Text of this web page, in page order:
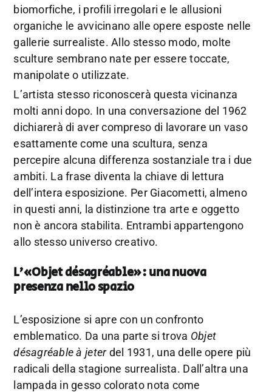
biomorfiche, i profili irregolari e le allusioni
organiche le avvicinano alle opere esposte nelle
gallerie surrealiste. Allo stesso modo, molte
sculture sembrano nate per essere toccate,
manipolate o utilizzate.
L’artista stesso riconoscerà questa vicinanza
molti anni dopo. In una conversazione del 1962
dichiarerà di aver compreso di lavorare un vaso
esattamente come una scultura, senza
percepire alcuna differenza sostanziale tra i due
ambiti. La frase diventa la chiave di lettura
dell’intera esposizione. Per Giacometti, almeno
in questi anni, la distinzione tra arte e oggetto
non è ancora stabilita. Entrambi appartengono
allo stesso universo creativo.
L’«Objet désagréable»: una nuova
presenza nello spazio
L’esposizione si apre con un confronto
emblematico. Da una parte si trova Objet
désagréable à jeterdel 1931, una delle opere più
radicali della stagione surrealista. Dall’altra una
lampada in gesso colorato nota come